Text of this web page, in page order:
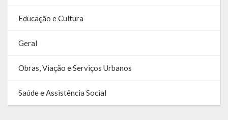
Educação e Cultura
Geral
Obras, Viação e Serviços Urbanos
Saúde e Assistência Social